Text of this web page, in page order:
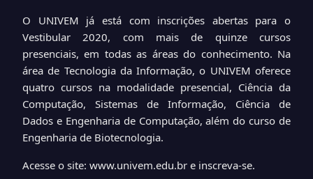
O UNIVEM já está com inscrições abertas para o
Vestibular 2020, com mais de quinze cursos
presenciais, em todas as áreas do conhecimento. Na
área de Tecnologia da Informação, o UNIVEM oferece
quatro cursos na modalidade presencial, Ciência da
Computação, Sistemas de Informação, Ciência de
Dados e Engenharia de Computação, além do curso de
Engenharia de Biotecnologia.
Acesse o site: www.univem.edu.br e inscreva-se.